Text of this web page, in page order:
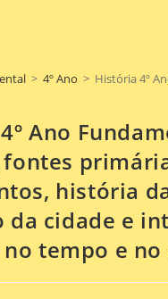
> 4º Ano > História 4º
Ano
fontes
história
da cidade e
tempo e no